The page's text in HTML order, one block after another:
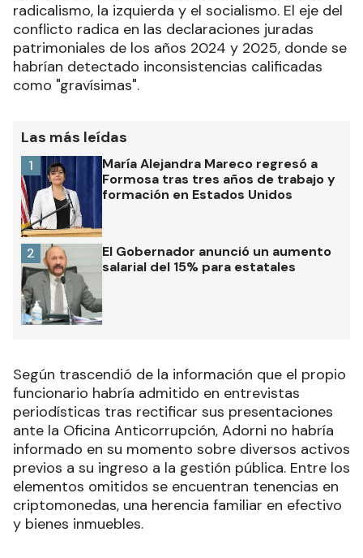
radicalismo, la izquierda y el socialismo. El eje del
conflicto radica en las declaraciones juradas
patrimoniales de los años 2024 y 2025, donde se
habrían detectado inconsistencias calificadas
como "gravísimas".
Las más leídas
María Alejandra Mareco regresó a
Formosa tras tres años de trabajo y
formación en Estados Unidos
1
El Gobernador anunció un aumento
salarial del 15% para estatales
2
Según trascendió de la información que el propio
funcionario habría admitido en entrevistas
periodísticas tras rectificar sus presentaciones
ante la Oficina Anticorrupción, Adorni no habría
informado en su momento sobre diversos activos
previos a su ingreso a la gestión pública. Entre los
elementos omitidos se encuentran tenencias en
criptomonedas, una herencia familiar en efectivo
y bienes inmuebles.